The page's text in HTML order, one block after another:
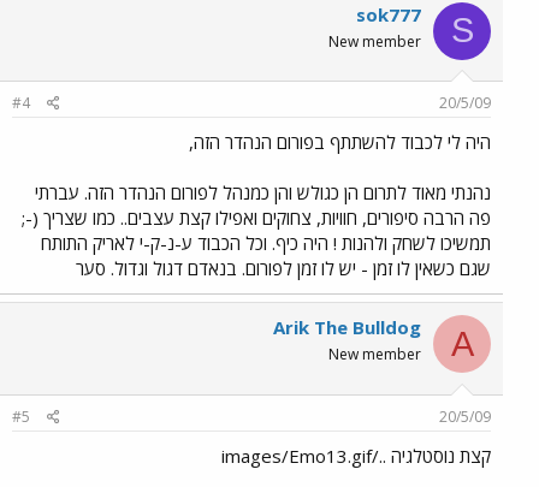
S
sok777
New member
20/5/09
#4
היה לי לכבוד להשתתף בפורום הנהדר הזה,
נהנתי מאוד לתרום הן כגולש והן כמנהל לפורום הנהדר הזה. עברתי
פה הרבה סיפורים, חוויות, צחוקים ואפילו קצת עצבים.. כמו שצריך (-;
תמשיכו לשחק ולהנות ! היה כיף. וכל הכבוד ע-נ-ק-י לאריק התותח
שגם כשאין לו זמן - יש לו זמן לפורום. בנאדם דגול וגדול. סער
A
Arik The Bulldog
New member
20/5/09
#5
קצת נוסטלגיה ../images/Emo13.gif